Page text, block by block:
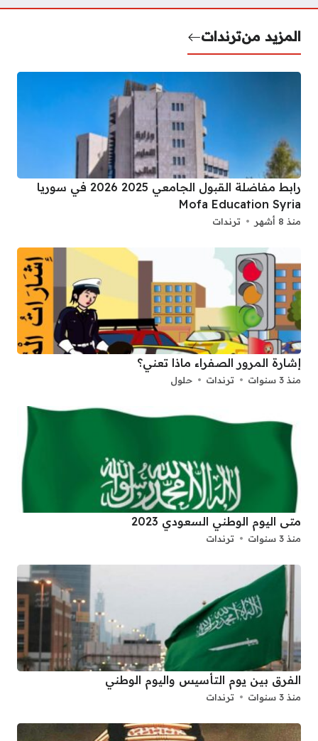
المزيد منترندات
رابط مفاضلة القبول الجامعي 2025 2026 في سوريا
Mofa Education Syria
منذ 8 أشهر ترندات
إشارة المرور الصفراء ماذا تعني؟
منذ 3 سنوات ترندات حلول
متى اليوم الوطني السعودي 2023
منذ 3 سنوات ترندات
الفرق بين يوم التأسيس واليوم الوطني
منذ 3 سنوات ترندات